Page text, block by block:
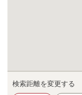
34
検索距離を変更する